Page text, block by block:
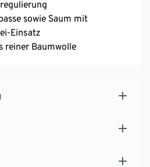
sowie Saum mit
Einsatz
reiner Baumwolle